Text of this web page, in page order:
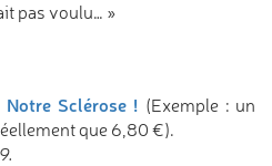
pas voulu… »
Sclérose ! (Exemple : un
que 6,80 €).